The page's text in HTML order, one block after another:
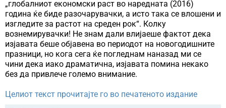
„глобалниот економски раст во наредната (2016)
година ќе биде разочарувачки, а исто така се влошени и
изгледите за растот на среден рок“. Колку
вознемирувачки! Не знам дали влијаеше фактот дека
изјавата беше објавена во периодот на новогодишните
празници, но кога сега ќе погледнам наназад ми се
чини дека иако драматична, изјавата помина некако
без да привлече големо внимание.
Целиот текст прочитајте го во печатеното издание